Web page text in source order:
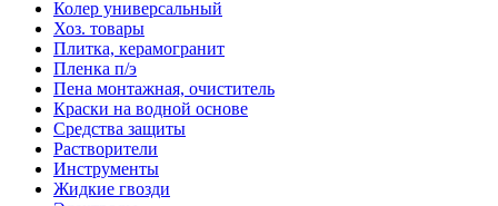
Колер универсальный
Хоз. товары
Плитка, керамогранит
Пленка п/э
Пена монтажная, очиститель
Краски на водной основе
Средства защиты
Растворители
Инструменты
Жидкие гвозди